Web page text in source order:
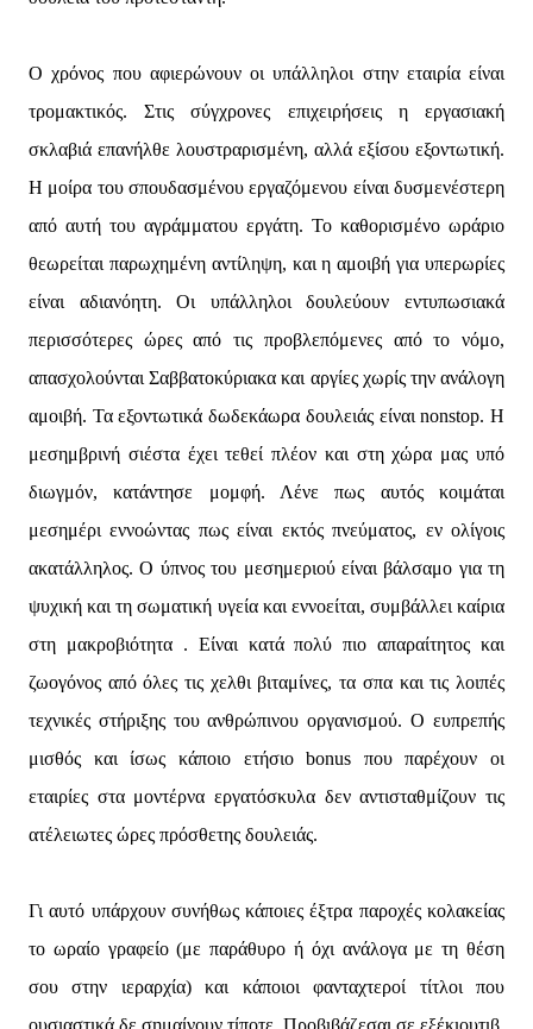
Ο χρόνος που αφιερώνουν οι υπάλληλοι στην εταιρία είναι
τρομακτικός. Στις σύγχρονες επιχειρήσεις η εργασιακή
σκλαβιά επανήλθε λουστραρισμένη, αλλά εξίσου εξοντωτική.
Η μοίρα του σπουδασμένου εργαζόμενου είναι δυσμενέστερη
από αυτή του αγράμματου εργάτη. Το καθορισμένο ωράριο
θεωρείται παρωχημένη αντίληψη, και η αμοιβή για υπερωρίες
είναι αδιανόητη. Οι υπάλληλοι δουλεύουν εντυπωσιακά
περισσότερες ώρες από τις προβλεπόμενες από το νόμο,
απασχολούνται Σαββατοκύριακα και αργίες χωρίς την ανάλογη
αμοιβή. Τα εξοντωτικά δωδεκάωρα δουλειάς είναι nonstop. Η
μεσημβρινή σιέστα έχει τεθεί πλέον και στη χώρα μας υπό
διωγμόν, κατάντησε μομφή. Λένε πως αυτός κοιμάται
μεσημέρι εννοώντας πως είναι εκτός πνεύματος, εν ολίγοις
ακατάλληλος. Ο ύπνος του μεσημεριού είναι βάλσαμο για τη
ψυχική και τη σωματική υγεία και εννοείται, συμβάλλει καίρια
στη μακροβιότητα . Είναι κατά πολύ πιο απαραίτητος και
ζωογόνος από όλες τις χελθι βιταμίνες, τα σπα και τις λοιπές
τεχνικές στήριξης του ανθρώπινου οργανισμού. Ο ευπρεπής
μισθός και ίσως κάποιο ετήσιο bonus που παρέχουν οι
εταιρίες στα μοντέρνα εργατόσκυλα δεν αντισταθμίζουν τις
ατέλειωτες ώρες πρόσθετης δουλειάς.
Γι αυτό υπάρχουν συνήθως κάποιες έξτρα παροχές κολακείας
το ωραίο γραφείο (με παράθυρο ή όχι ανάλογα με τη θέση
σου στην ιεραρχία) και κάποιοι φανταχτεροί τίτλοι που